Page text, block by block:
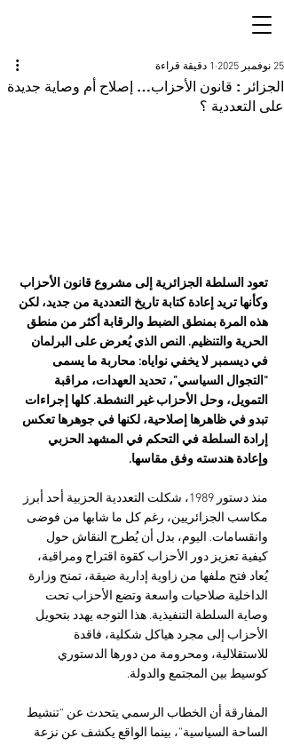
الجزائر : قانون الأحزاب… إصلاح أم وصاية جديدة
على التعددية ؟
25 نوفمبر 2025 1 دقيقة قراءة
تعود السلطة الجزائرية إلى مشروع قانون الأحزاب
وكأنها تريد إعادة كتابة تاريخ التعددية من جديد، لكن
هذه المرة بمنطق الضبط والرقابة أكثر من منطق
الحرية والتنظيم. النص الذي يُعرض على البرلمان
في ديسمبر لا يخفي نواياه: محاربة ما يسمى
“التجوال السياسي”، تحديد العهدات، مراقبة
التمويل، وحل الأحزاب غير النشطة. كلها إجراءات
تبدو في ظاهرها إصلاحية، لكنها في جوهرها تعكس
إرادة السلطة في التحكم في المشهد الحزبي
وإعادة هندسته وفق مقاسها.
منذ دستور 1989، شكلت التعددية الحزبية أحد أبرز
مكاسب الجزائريين، رغم كل ما شابها من فوضى
وانقسامات. اليوم، بدل أن يُطرح النقاش حول
كيفية تعزيز دور الأحزاب كقوة اقتراح ومراقبة،
يُعاد فتح ملفها من زاوية إدارية ضيقة، تمنح وزارة
الداخلية صلاحيات واسعة وتضع الأحزاب تحت
وصاية السلطة التنفيذية. هذا التوجه يهدد بتحويل
الأحزاب إلى مجرد هياكل شكلية، فاقدة
للاستقلالية، ومحرومة من دورها الدستوري
كوسيط بين المجتمع والدولة.
المفارقة أن الخطاب الرسمي يتحدث عن “تنشيط
الساحة السياسية”، بينما الواقع يكشف عن نزعة